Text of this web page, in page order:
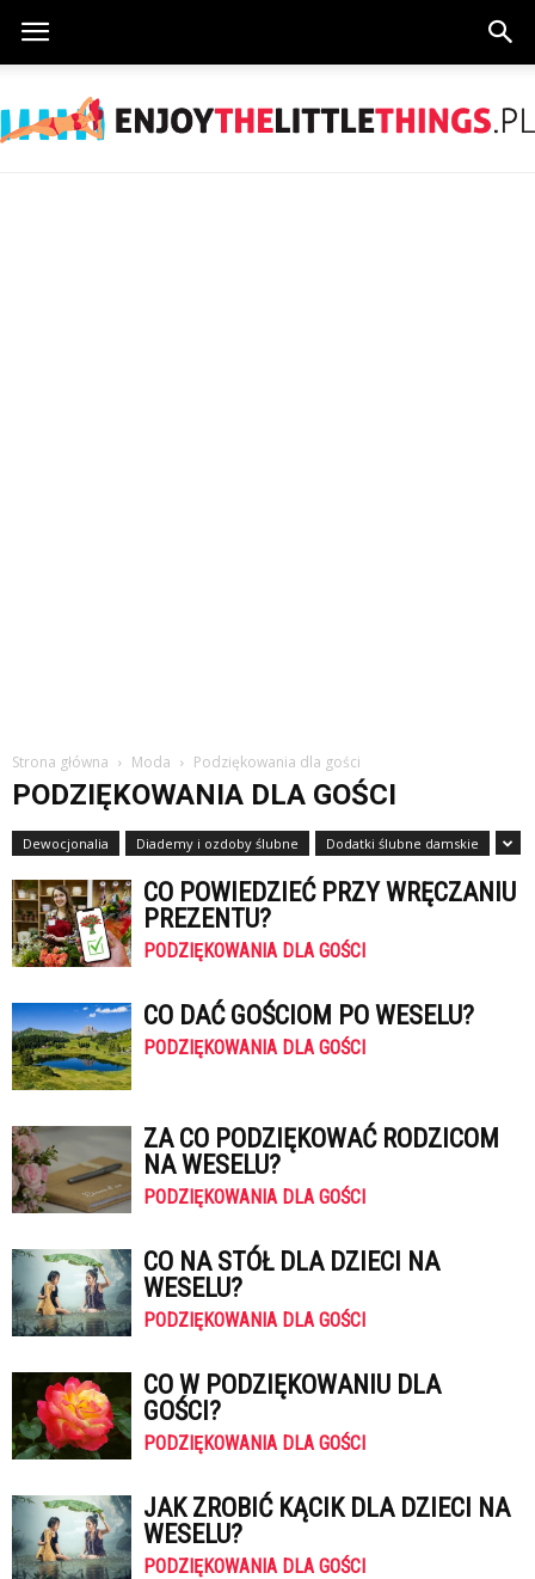
Strona główna Moda Podziękowania dla gości
PODZIĘKOWANIA DLA GOŚCI
Dewocjonalia Diademy i ozdoby ślubne Dodatki ślubne damskie
CO POWIEDZIEĆ PRZY WRĘCZANIU
PREZENTU?
PODZIĘKOWANIA DLA GOŚCI
CO DAĆ GOŚCIOM PO WESELU?
PODZIĘKOWANIA DLA GOŚCI
ZA CO PODZIĘKOWAĆ RODZICOM
NA WESELU?
PODZIĘKOWANIA DLA GOŚCI
CO NA STÓŁ DLA DZIECI NA
WESELU?
PODZIĘKOWANIA DLA GOŚCI
CO W PODZIĘKOWANIU DLA
GOŚCI?
PODZIĘKOWANIA DLA GOŚCI
JAK ZROBIĆ KĄCIK DLA DZIECI NA
WESELU?
PODZIĘKOWANIA DLA GOŚCI